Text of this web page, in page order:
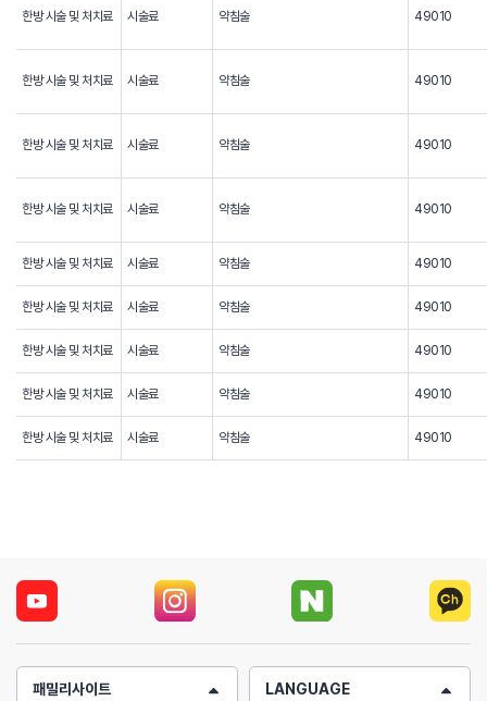
한방 시술 및 처치료 시술료 약침술 49010
한방 시술 및 처치료 시술료 약침술 49010
한방 시술 및 처치료 시술료 약침술 49010
한방 시술 및 처치료 시술료 약침술 49010
한방 시술 및 처치료 시술료 약침술 49010
한방 시술 및 처치료 시술료 약침술 49010
한방 시술 및 처치료 시술료 약침술 49010
한방 시술 및 처치료 시술료 약침술 49010
한방 시술 및 처치료 시술료 약침술 49010
패밀리사이트 LANGUAGE